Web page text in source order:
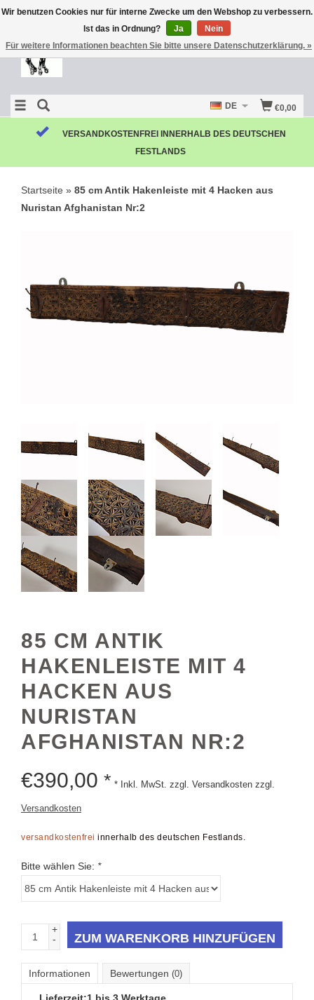
€0,00
DE
KOSTENLOSE RÜCKSENDUNG
Nuristan Afghanistan Nr:2
HAKENLEISTE MIT 4
HACKEN AUS
NURISTAN
AFGHANISTAN NR:2
Versandkosten
-
ZUM WARENKORB HINZUFÜGEN
Lieferzeit:1 bis 3 Werktage
eine Hakenleiste aus eine Antik Holzpaneel aus
Wir benutzen Cookies nur für interne Zwecke um den Webshop zu verbessern.
Ist das in Ordnung?
Ja
Nein
Für weitere Informationen beachten Sie bitte unsere Datenschutzerklärung. »